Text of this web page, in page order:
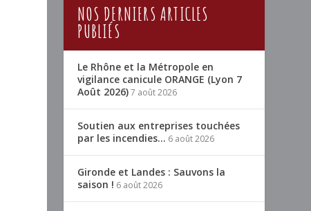
NOS DERNIERS ARTICLES
PUBLIÉS
Le Rhône et la Métropole en
vigilance canicule ORANGE (Lyon 7
Août 2026)7 août 2026
Soutien aux entreprises touchées
par les incendies… 6 août 2026
Gironde et Landes : Sauvons la
saison ! 6 août 2026